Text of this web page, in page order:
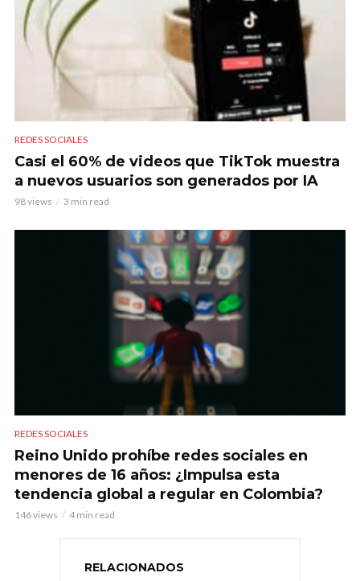
REDES SOCIALES
Casi el 60% de videos que TikTok muestra
a nuevos usuarios son generados por IA
98 views 3 min read
REDES SOCIALES
Reino Unido prohíbe redes sociales en
menores de 16 años: ¿Impulsa esta
tendencia global a regular en Colombia?
146 views 4 min read
RELACIONADOS